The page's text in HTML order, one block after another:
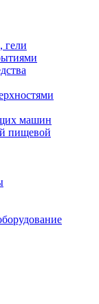
гели
машин
пищевой